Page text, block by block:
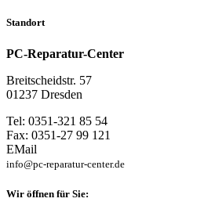
Standort
PC-Reparatur-Center
Breitscheidstr. 57
01237 Dresden
Tel: 0351-321 85 54
Fax: 0351-27 99 121
EMail
info@pc-reparatur-center.de
Wir öffnen für Sie: